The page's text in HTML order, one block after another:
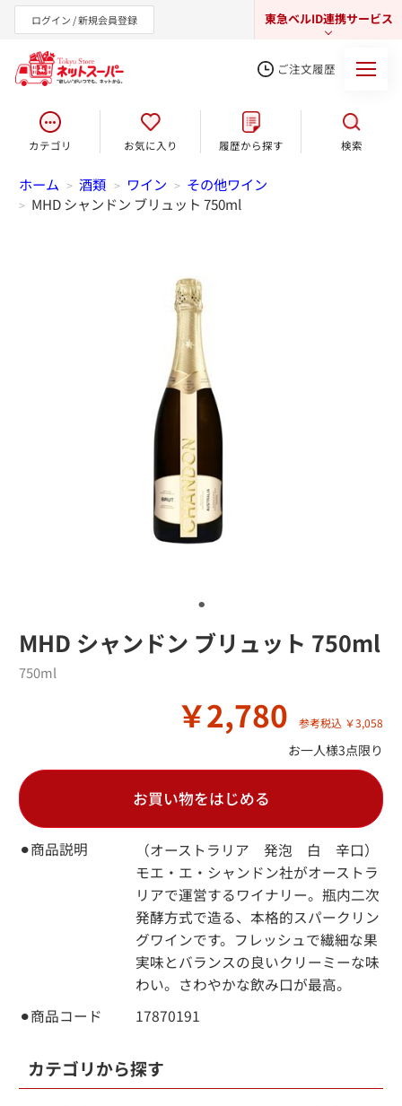
ログイン / 新規会員登録 東急ベルID連携サービス
東急オンラインショップ
ご注文履歴
カテゴリ お気に入り 履歴から探す 検索
ホーム > 酒類 > ワイン > その他ワイン
> MHD シャンドン ブリュット 750ml
MHD シャンドン ブリュット 750ml
⚫︎商品説明
（オーストラリア 発泡 白 辛口）
モエ・エ・シャンドン社がオーストラ
リアで運営するワイナリー。瓶内二次
発酵方式で造る、本格的スパークリン
グワインです。フレッシュで繊細な果
実味とバランスの良いクリーミーな味
わい。さわやかな飲み口が最高。
￥2,780 参考税込 ￥3,058
お一人様3点限り
⚫︎商品コード 17870191
750ml
お買い物をはじめる
カテゴリから探す